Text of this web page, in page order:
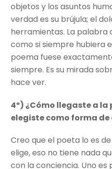
objetos y los asuntos
verdad es su brújula; el
herramientas. La palabra
como si siempre hubiera
poema fuese
siempre. Es su mirada
hace ver.
4º) ¿Cómo llegaste a la
elegiste como forma de
Creo que el poeta lo es
elige, eso no tiene nada
con la conciencia. Uno